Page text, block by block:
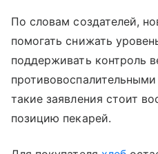
По словам создателей,
помогать снижать
поддерживать контроль
такие заявления стоит
позицию пекарей.